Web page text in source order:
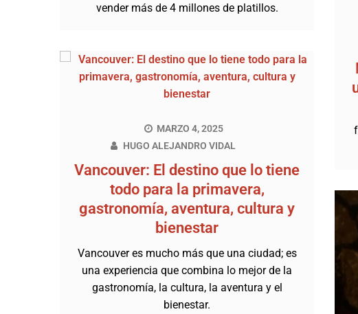
vender más de 4 millones de platillos.
MARZO 4, 2025
HUGO ALEJANDRO VIDAL
Vancouver: El destino que lo tiene
todo para la primavera,
gastronomía, aventura, cultura y
bienestar
Vancouver es mucho más que una ciudad; es
una experiencia que combina lo mejor de la
gastronomía, la cultura, la aventura y el
bienestar.